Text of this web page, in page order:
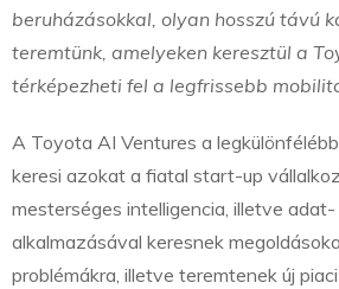
beruházásokkal, olyan hosszú távú
teremtünk, amelyeken keresztül a
térképezheti fel a legfrissebb
A Toyota AI Ventures a
keresi azokat a fiatal start-up
mesterséges intelligencia, illetve
alkalmazásával keresnek
problémákra, illetve teremtenek új